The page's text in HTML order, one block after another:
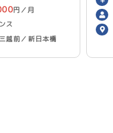
円／月
ス
越前／新日本橋